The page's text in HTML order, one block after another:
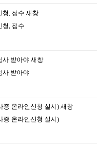
청, 접수 새창
청, 접수
사 받아야 새창
사 받아야
증 온라인신청 실시)새창
증 온라인신청 실시)